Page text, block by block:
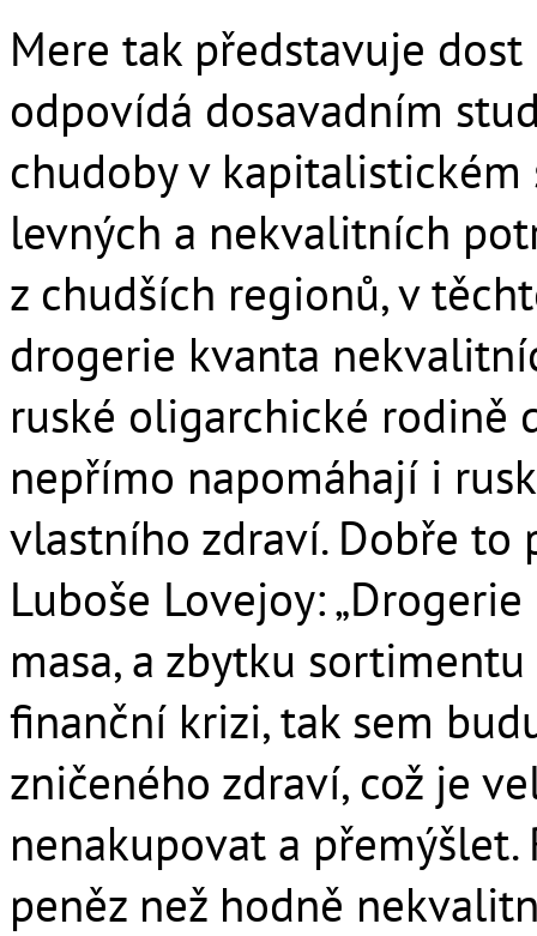
Mere tak představuje
odpovídá dosavadním
chudoby v
levných a nekvalitních
z chudších regionů, v
drogerie kvanta
ruské oligarchické rodině
nepřímo napomáhají i
vlastního zdraví. Dobře
Luboše Lovejoy:
masa, a zbytku
finanční krizi, tak sem
zničeného zdraví, což je
nenakupovat a
peněz než hodně